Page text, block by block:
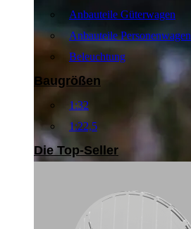
Anbauteile Güterwagen
Anbauteile Personenwagen
Beleuchtung
Baugrößen
1:32
1:22,5
Die Top-Seller